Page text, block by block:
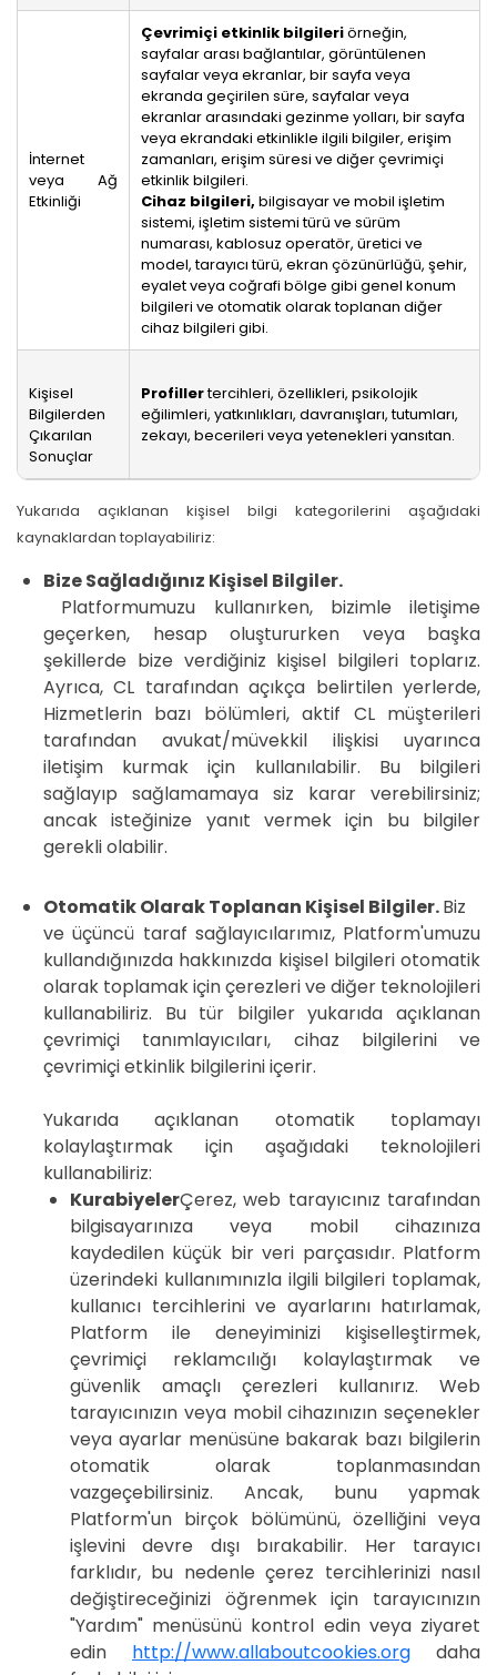
İnternet
veya Ağ
Etkinliği
Çevrimiçi etkinlik bilgileriörneğin,
sayfalar arası bağlantılar, görüntülenen
sayfalar veya ekranlar, bir sayfa veya
ekranda geçirilen süre, sayfalar veya
ekranlar arasındaki gezinme yolları, bir sayfa
veya ekrandaki etkinlikle ilgili bilgiler, erişim
zamanları, erişim süresi ve diğer çevrimiçi
etkinlik bilgileri.
Cihaz bilgileri, bilgisayar ve mobil işletim
sistemi, işletim sistemi türü ve sürüm
numarası, kablosuz operatör, üretici ve
model, tarayıcı türü, ekran çözünürlüğü, şehir,
eyalet veya coğrafi bölge gibi genel konum
bilgileri ve otomatik olarak toplanan diğer
cihaz bilgileri gibi.
Kişisel
Bilgilerden
Çıkarılan
Sonuçlar
Profillertercihleri, özellikleri, psikolojik
eğilimleri, yatkınlıkları, davranışları, tutumları,
zekayı, becerileri veya yetenekleri yansıtan.
Yukarıda açıklanan kişisel bilgi kategorilerini aşağıdaki
kaynaklardan toplayabiliriz:
Bize Sağladığınız Kişisel Bilgiler.
Platformumuzu kullanırken, bizimle iletişime
geçerken, hesap oluştururken veya başka
şekillerde bize verdiğiniz kişisel bilgileri toplarız.
Ayrıca, CL tarafından açıkça belirtilen yerlerde,
Hizmetlerin bazı bölümleri, aktif CL müşterileri
tarafından avukat/müvekkil ilişkisi uyarınca
iletişim kurmak için kullanılabilir. Bu bilgileri
sağlayıp sağlamamaya siz karar verebilirsiniz;
ancak isteğinize yanıt vermek için bu bilgiler
gerekli olabilir.
Otomatik Olarak Toplanan Kişisel Bilgiler.Biz
ve üçüncü taraf sağlayıcılarımız, Platform'umuzu
kullandığınızda hakkınızda kişisel bilgileri otomatik
olarak toplamak için çerezleri ve diğer teknolojileri
kullanabiliriz. Bu tür bilgiler yukarıda açıklanan
çevrimiçi tanımlayıcıları, cihaz bilgilerini ve
çevrimiçi etkinlik bilgilerini içerir.
Yukarıda açıklanan otomatik toplamayı
kolaylaştırmak için aşağıdaki teknolojileri
kullanabiliriz:
KurabiyelerÇerez, web tarayıcınız tarafından
bilgisayarınıza veya mobil cihazınıza
kaydedilen küçük bir veri parçasıdır. Platform
üzerindeki kullanımınızla ilgili bilgileri toplamak,
kullanıcı tercihlerini ve ayarlarını hatırlamak,
Platform ile deneyiminizi kişiselleştirmek,
çevrimiçi reklamcılığı kolaylaştırmak ve
güvenlik amaçlı çerezleri kullanırız. Web
tarayıcınızın veya mobil cihazınızın seçenekler
veya ayarlar menüsüne bakarak bazı bilgilerin
otomatik olarak toplanmasından
vazgeçebilirsiniz. Ancak, bunu yapmak
Platform'un birçok bölümünü, özelliğini veya
işlevini devre dışı bırakabilir. Her tarayıcı
farklıdır, bu nedenle çerez tercihlerinizi nasıl
değiştireceğinizi öğrenmek için tarayıcınızın
"Yardım" menüsünü kontrol edin veya ziyaret
edin http://www.allaboutcookies.org daha